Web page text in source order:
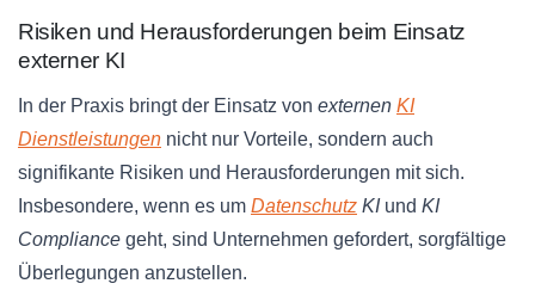
Risiken und Herausforderungen beim Einsatz
externer KI
In der Praxis bringt der Einsatz von externen KI
Dienstleistungen nicht nur Vorteile, sondern auch
signifikante Risiken und Herausforderungen mit sich.
Insbesondere, wenn es um Datenschutz KI und KI
Compliance geht, sind Unternehmen gefordert, sorgfältige
Überlegungen anzustellen.